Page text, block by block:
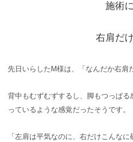
女性特有の症状
四十肩・五十肩
施術
右肩だ
先日いらしたM様は、「なんだか右肩
背中もむずむずするし、脚もつっぱ
っているような感覚だったそうです。
「左肩は平気なのに、右だけこんなに